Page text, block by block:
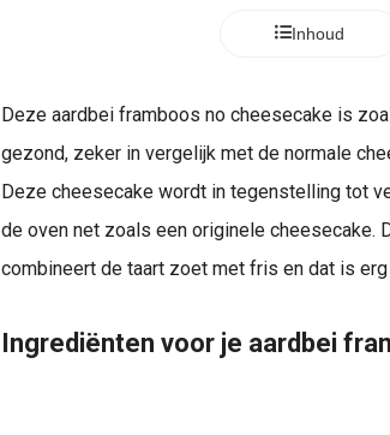
Inhoud
Deze aardbei framboos no cheesecake is
gezond, zeker in vergelijk met de normale
Deze cheesecake wordt in tegenstelling tot
de oven net zoals een originele cheesecake.
combineert de taart zoet met fris en dat is erg
Ingrediënten voor je aardbei